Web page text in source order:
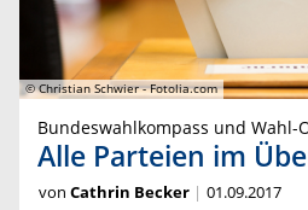
© Christian Schwier - Fotolia.com
Bundeswahlkompass und Wahl-
Alle Parteien im
von Cathrin Becker 01.09.2017